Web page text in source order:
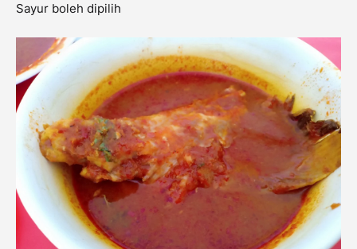
Sayur boleh dipilih